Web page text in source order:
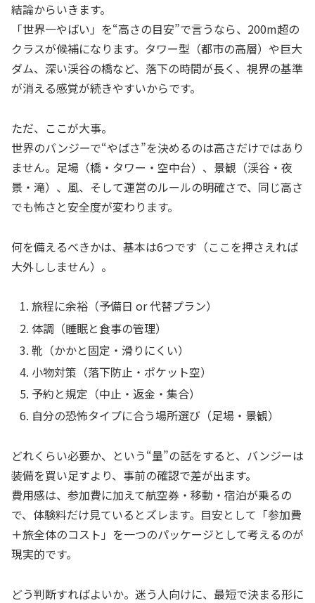
結論からいきます。
「世界一やばい」を“高さの目安”で言うなら、200m超の
クラスが候補になります。タワー型（都市の高層）や巨大
ダム、深い渓谷の橋など、落下の時間が長く、視界の基準
が消える感覚が続きやすいからです。
ただ、ここが大事。
世界のバンジーで“やばさ”を決めるのは高さだけではあり
ません。足場（橋・タワー・空中台）、景観（渓谷・夜
景・滝）、風、そして運営のルールの明確さで、同じ高さ
でも怖さと安全度が変わります。
何を備えるべきかは、基本は6つです（ここを押さえれば
大外ししません）。
旅程に余裕（予備日 or 代替プラン）
体調（睡眠と食事の管理）
靴（かかと固定・滑りにくい）
小物対策（落下防止・ポケット空）
予約と規定（中止・返金・集合）
自分の恐怖タイプに合う場所選び（足場・景観）
どれくらい必要か、という“量”の話をすると、バンジーは
装備を買い足すより、事前の確認で差が出ます。
費用感は、参加費に加えて航空券・移動・宿泊が乗るの
で、体験料だけ見ているとズレます。目安として「参加費
＋旅全体のコスト」を一つのパッケージとして考えるのが
現実的です。
どう判断すればよいか。迷う人向けに、最短で決まる形に